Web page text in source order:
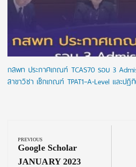
กสพท ประกาศเกณฑ์ TCAS70 รอบ 3
สาขาวิชา เช็กเกณฑ์ TPAT1–A-Level และป
navigation
PREVIOUS
Previous
Post:
Google Scholar
JANUARY 2023